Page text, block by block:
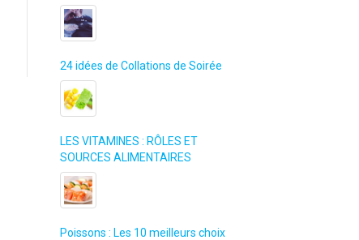
24 idées de Collations de Soirée
LES VITAMINES : RÔLES ET
SOURCES ALIMENTAIRES
Poissons : Les 10 meilleurs choix